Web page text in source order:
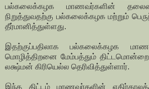
பல்கலைக்கழக மாணவர்களின்
நிறுத்துவதற்கு பல்கலைக்கழக மற்றும்
தீர்மானித்துள்ளது.
இதற்குப்பதிலாக பல்கலைக்கழக
மொழித்திறனை மேம்பத்தும்
லக்ஷ்மன் கிரியெல்ல தெரிவித்துள்ளார்.
இந்த திட்டம் மாணவர்களின்